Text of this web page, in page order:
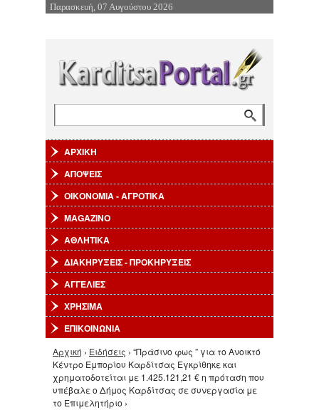
Επιστροφή στην Πλοήγηση
Παρασκευή, 07 Αυγούστου 2026
ΑΡΧΙΚΗ
ΑΠΟΨΕΙΣ
ΟΙΚΟΝΟΜΙΑ - ΑΓΡΟΤΙΚΑ
MAGAZINO
ΑΘΛΗΤΙΚΑ
ΔΙΑΚΗΡΥΞΕΙΣ - ΠΡΟΚΗΡΥΞΕΙΣ
ΑΓΓΕΛΙΕΣ
ΧΡΗΣΙΜΑ
ΕΠΙΚΟΙΝΩΝΙΑ
Είστε εδώ
Αρχική › Ειδήσεις › “Πράσινο φως ” για το Ανοικτό
Κέντρο Εμπορίου Καρδίτσας Εγκρίθηκε και
χρηματοδοτείται με 1.425.121,21 € η πρόταση που
υπέβαλε ο Δήμος Καρδίτσας σε συνεργασία με
το Επιμελητήριο ›